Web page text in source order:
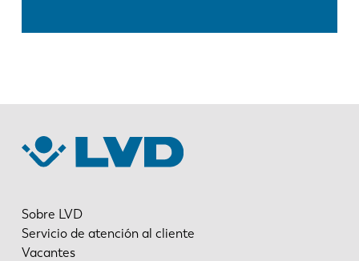
Sobre LVD
Servicio de atención al cliente
Vacantes